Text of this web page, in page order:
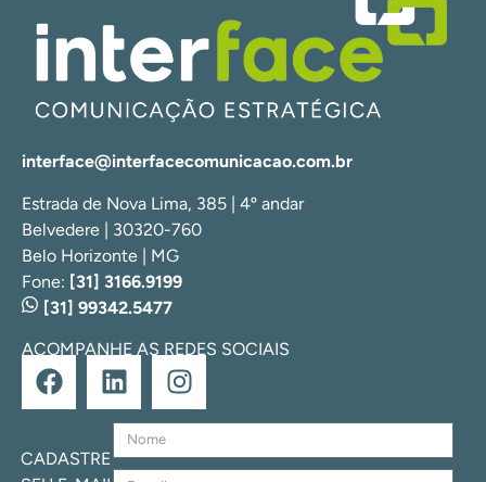
interface@interfacecomunicacao.com.br
Estrada de Nova Lima, 385 | 4º andar
Belvedere | 30320-760
Belo Horizonte | MG
Fone: [31] 3166.9199
[31] 99342.5477
ACOMPANHE AS REDES SOCIAIS
CADASTRE